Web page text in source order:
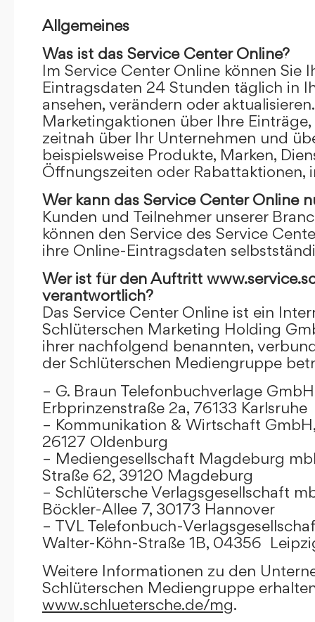
Allgemeines
Was ist das Service Center Online?
Im Service Center Online können Sie
Eintragsdaten 24 Stunden täglich in
ansehen, verändern oder
Marketingaktionen über Ihre
zeitnah über Ihr Unternehmen und
beispielsweise Produkte, Marken,
Öffnungszeiten oder Rabattaktionen,
Wer kann das Service Center Online
Kunden und Teilnehmer unserer
können den Service des Service
ihre Online-Eintragsdaten
Wer ist für den Auftritt
verantwortlich?
Das Service Center Online ist ein
Schlüterschen Marketing Holding
ihrer nachfolgend benannten,
der Schlüterschen Mediengruppe
– G. Braun Telefonbuchverlage GmbH
Erbprinzenstraße 2a, 76133 Karlsruhe
– Kommunikation & Wirtschaft
26127 Oldenburg
– Mediengesellschaft Magdeburg
Straße 62, 39120 Magdeburg
– Schlütersche Verlagsgesellschaft
Böckler-Allee 7, 30173 Hannover
– TVL Telefonbuch-
Walter-Köhn-Straße 1B, 04356
Weitere Informationen zu den
Schlüterschen Mediengruppe
www.schluetersche.de/mg.